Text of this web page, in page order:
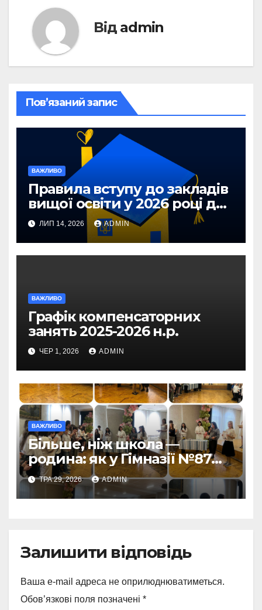
Від admin
Пов’язаний запис
ВАЖЛИВО
Правила вступу до закладів
вищої освіти у 2026 році для
абітурієнтів з ТОТ та
прифронтових територій
ЛИП 14, 2026 ADMIN
ВАЖЛИВО
Графік компенсаторних
занять 2025-2026 н.р.
ЧЕР 1, 2026 ADMIN
ВАЖЛИВО
Більше, ніж школа —
родина: як у Гімназії №87
пролунав останній дзвоник
ТРА 29, 2026 ADMIN
Залишити відповідь
Ваша e-mail адреса не оприлюднюватиметься.
Обов’язкові поля позначені *